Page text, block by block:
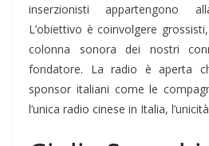
inserzionisti appartengono
L’obiettivo è coinvolgere
colonna sonora dei nostri
fondatore. La radio è aperta
sponsor italiani come le
l’unica radio cinese in Italia,